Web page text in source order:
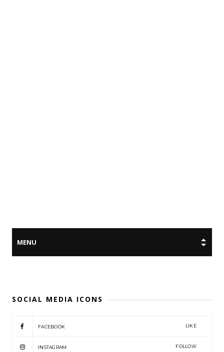
SOCIAL MEDIA ICONS
FACEBOOK LIKE
INSTAGRAM FOLLOW